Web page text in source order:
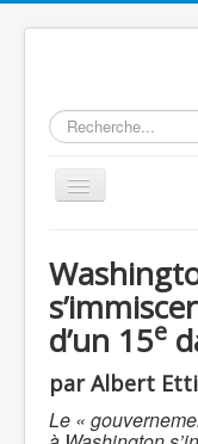
Rechercher
Basculer
la
d’un 15e
par Albert
Le «